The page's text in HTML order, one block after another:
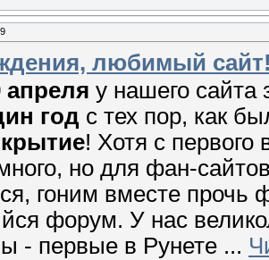
любимый
апреля у нашего сайта
год с тех пор, как
! Хотя с первого
но для фан-
гоним вместе прочь
форум. У нас
- первые в Рунете ...